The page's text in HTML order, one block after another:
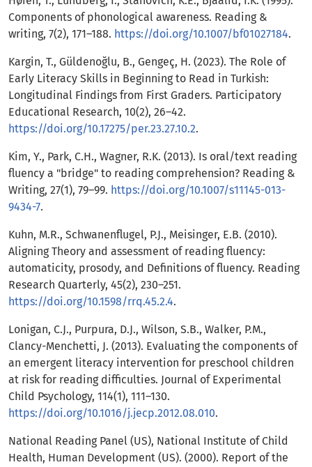
Components of phonological awareness. Reading &
writing, 7(2), 171–188. https://doi.org/10.1007/bf01027184.
Kargin, T., Güldenoğlu, B., Gengeç, H. (2023). The Role of
Early Literacy Skills in Beginning to Read in Turkish:
Longitudinal Findings from First Graders. Participatory
Educational Research, 10(2), 26–42.
https://doi.org/10.17275/per.23.27.10.2.
Kim, Y., Park, C.H., Wagner, R.K. (2013). Is oral/text reading
fluency a "bridge" to reading comprehension? Reading &
Writing, 27(1), 79–99. https://doi.org/10.1007/s11145-013-
9434-7.
Kuhn, M.R., Schwanenflugel, P.J., Meisinger, E.B. (2010).
Aligning Theory and assessment of reading fluency:
automaticity, prosody, and Definitions of fluency. Reading
Research Quarterly, 45(2), 230–251.
https://doi.org/10.1598/rrq.45.2.4.
Lonigan, C.J., Purpura, D.J., Wilson, S.B., Walker, P.M.,
Clancy-Menchetti, J. (2013). Evaluating the components of
an emergent literacy intervention for preschool children
at risk for reading difficulties. Journal of Experimental
Child Psychology, 114(1), 111–130.
https://doi.org/10.1016/j.jecp.2012.08.010.
National Reading Panel (US), National Institute of Child
Health, Human Development (US). (2000). Report of the